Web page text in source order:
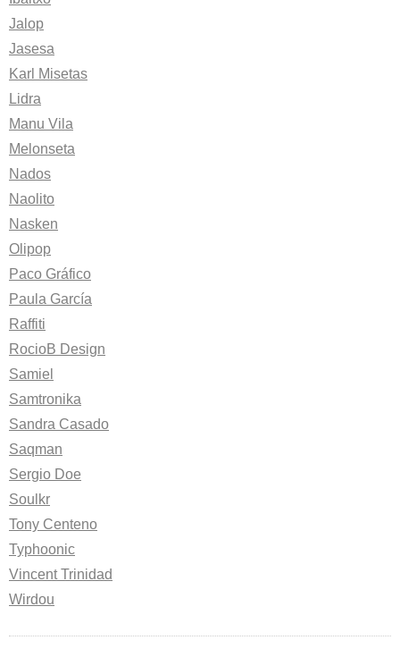
Jalop
Jasesa
Karl Misetas
Lidra
Manu Vila
Melonseta
Nados
Naolito
Nasken
Olipop
Paco Gráfico
Paula García
Raffiti
RocioB Design
Samiel
Samtronika
Sandra Casado
Saqman
Sergio Doe
Soulkr
Tony Centeno
Typhoonic
Vincent Trinidad
Wirdou